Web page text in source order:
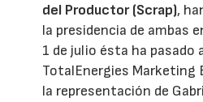
del Productor (Scrap),
la presidencia de ambas
1 de julio ésta ha pasado
TotalEnergies Marketing
la representación de